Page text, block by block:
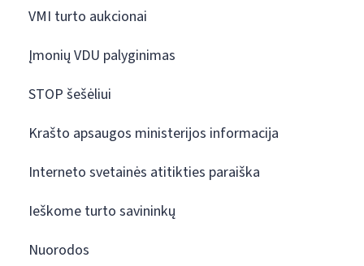
VMI turto aukcionai
Įmonių VDU palyginimas
STOP šešėliui
Krašto apsaugos ministerijos informacija
Interneto svetainės atitikties paraiška
Ieškome turto savininkų
Nuorodos